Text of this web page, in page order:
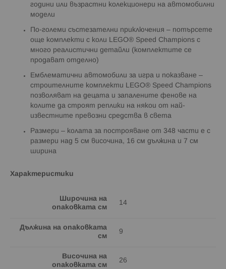
години или възрастни колекционери на автомобилни
модели
По-големи състезателни приключения – потърсете
още комплекти с коли LEGO® Speed Champions с
много реалистични детайли (комплектите се
продават отделно)
Емблематични автомобили за игра и показване –
строителните комплекти LEGO® Speed Champions
позволяват на децата и запалените фенове на
колите да строят реплики на някои от най-
известните превозни средства в света
Размери – колата за построяване от 348 части е с
размери над 5 см височина, 16 см дължина и 7 см
ширина
Характеристики
Широчина на
опаковката см
14
Дължина на опаковката
см
9
Височина на
опаковката см
26